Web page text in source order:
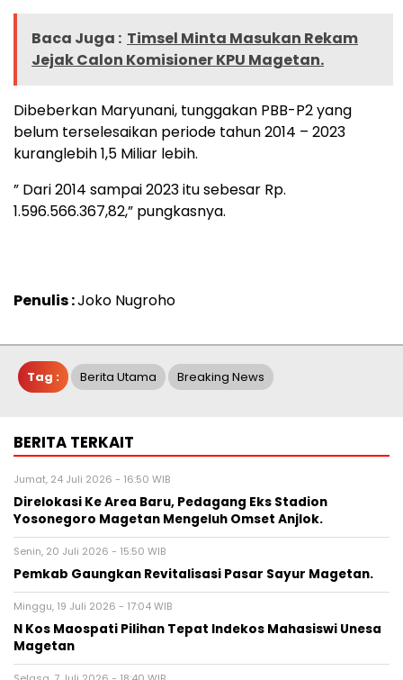
Baca Juga : Timsel Minta Masukan Rekam
Jejak Calon Komisioner KPU Magetan.
Dibeberkan Maryunani, tunggakan PBB-P2 yang
belum terselesaikan periode tahun 2014 – 2023
kuranglebih 1,5 Miliar lebih.
” Dari 2014 sampai 2023 itu sebesar Rp.
1.596.566.367,82,” pungkasnya.
Penulis :Joko Nugroho
Tag : Berita Utama Breaking News
BERITA TERKAIT
Jumat, 24 Juli 2026 - 16:50 WIB
Direlokasi Ke Area Baru, Pedagang Eks Stadion
Yosonegoro Magetan Mengeluh Omset Anjlok.
Senin, 20 Juli 2026 - 15:50 WIB
Pemkab Gaungkan Revitalisasi Pasar Sayur Magetan.
Minggu, 19 Juli 2026 - 17:04 WIB
N Kos Maospati Pilihan Tepat Indekos Mahasiswi Unesa
Magetan